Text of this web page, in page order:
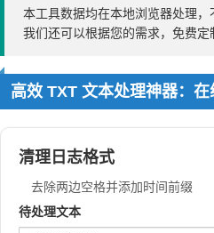
本工具数据均在本地浏览器处理
我们还可以根据您的需求，免费
高效 TXT 文本处理神器：
清理日志格式
去除两边空格并添加时间前缀
待处理文本